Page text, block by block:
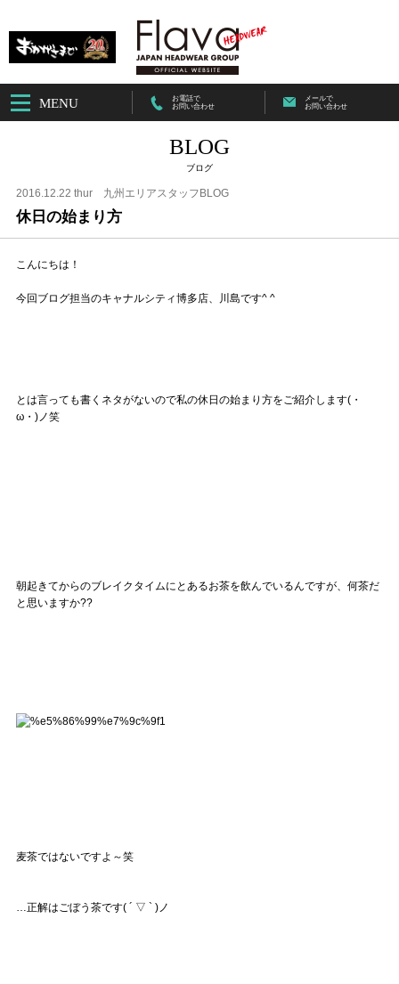
MENU
お電話で
お問い合わせ
メールで
お問い合わせ
BLOG
ブログ
2016.12.22 thur 九州エリアスタッフBLOG
休日の始まり方
こんにちは！
今回ブログ担当のキャナルシティ博多店、川島です^ ^
とは言っても書くネタがないので私の休日の始まり方をご紹介します(・
ω・)ノ笑
朝起きてからのブレイクタイムにとあるお茶を飲んでいるんですが、何茶だ
と思いますか??
麦茶ではないですよ～笑
…正解はごぼう茶です( ´ ▽ ` )ノ